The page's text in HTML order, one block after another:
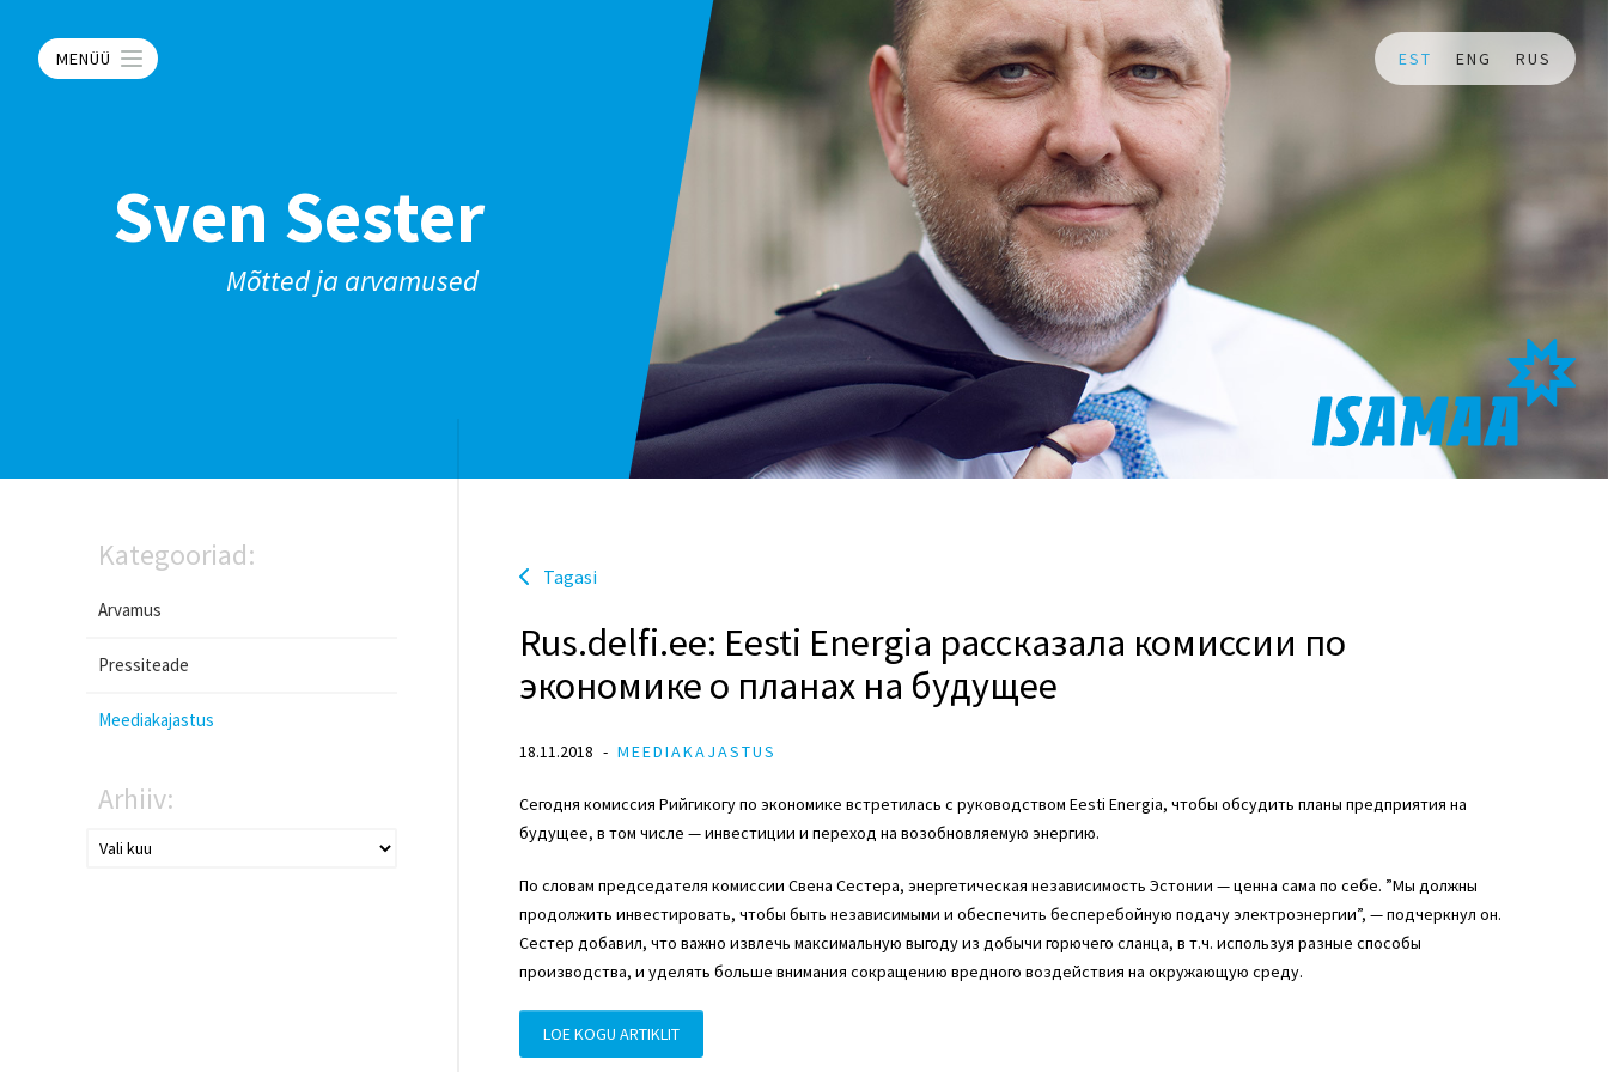
MENÜÜ EST ENG RUS
Sven Sester
Mõtted ja arvamused
Kategooriad:
Arvamus
Pressiteade
Meediakajastus
Arhiiv:
Tagasi
Rus.delfi.ee: Eesti Energia рассказала комиссии по
экономике о планах на будущее
18.11.2018 MEEDIAKAJASTUS
Cегодня комиссия Рийгикогу по экономике встретилась с руководством Eesti Energia, чтобы обсудить планы предприятия на
будущее, в том числе — инвестиции и переход на возобновляемую энергию.
По словам председателя комиссии Свена Сестера, энергетическая независимость Эстонии — ценна сама по себе. ”Мы должны
продолжить инвестировать, чтобы быть независимыми и обеспечить бесперебойную подачу электроэнергии”, — подчеркнул он.
Сестер добавил, что важно извлечь максимальную выгоду из добычи горючего сланца, в т.ч. используя разные способы
производства, и уделять больше внимания сокращению вредного воздействия на окружающую среду.
LOE KOGU ARTIKLIT